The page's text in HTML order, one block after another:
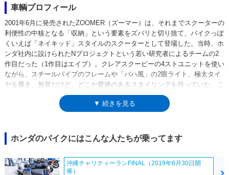
車輌プロフィール
2001年6月に発売されたZOOMER（ズーマー）は、それまでスクーターの
利便性の中核となる「収納」という要素をズバリと切り捨て、バイクっぽ
くいえば「ネイキッド」スタイルのスクーターとして登場した。当時、ホ
ンダ社内に設けられたNプロジェクトという若い研究者によるチームの2
作目だった（1作目はエイプ）。クレアスクーピーの4ストユニットを使い
ながら、スチールパイプのフレームや「バハ風」の2眼ライト、極太タイ
ヤを履き、無骨だけど、どこか愛嬌のあるスタイリングを持っていた。こ
こから10年以上にわたって生産されたが、マイナーチェンジは1度きり。
2007年10月に、排出ガス規制（当時）に対応するため、燃料供給方式を
2011年の10周年記念モデルを経て、翌年のカラーチェンジを最後に、モ
デルヒストリーに幕を下ろした。
▼ 続きを見る
ホンダのバイクにはこんな人たちが乗ってます
沖縄チャリティーランFINAL（2019年6月30日開
催）